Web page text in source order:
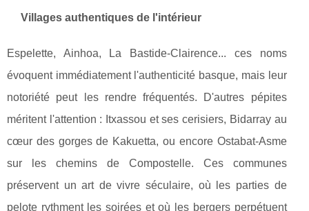
Villages authentiques de l'intérieur
Espelette, Ainhoa, La Bastide-Clairence... ces noms
évoquent immédiatement l'authenticité basque, mais leur
notoriété peut les rendre fréquentés. D'autres pépites
méritent l'attention : Itxassou et ses cerisiers, Bidarray au
cœur des gorges de Kakuetta, ou encore Ostabat-Asme
sur les chemins de Compostelle. Ces communes
préservent un art de vivre séculaire, où les parties de
pelote rythment les soirées et où les bergers perpétuent